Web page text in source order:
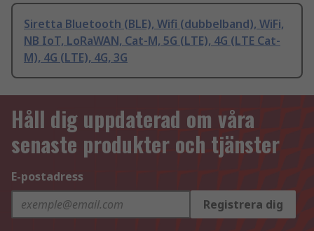
Siretta Bluetooth (BLE), Wifi (dubbelband), WiFi,
NB IoT, LoRaWAN, Cat-M, 5G (LTE), 4G (LTE Cat-
M), 4G (LTE), 4G, 3G
Håll dig uppdaterad om våra
senaste produkter och tjänster
E-postadress
Registrera dig